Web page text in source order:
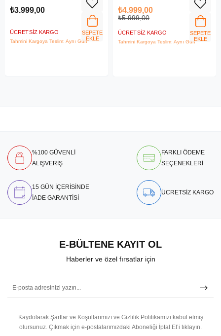
₺3.999,00
ÜCRETSIZ KARGO
Tahmini Kargoya Teslim: Aynı Gün
SEPETE
EKLE
₺4.999,00
₺5.999,00
ÜCRETSIZ KARGO
Tahmini Kargoya Teslim: Aynı Gün
SEPETE
EKLE
%100 GÜVENLİ
ALIŞVERİŞ
FARKLI ÖDEME
SEÇENEKLERİ
15 GÜN İÇERİSİNDE
İADE GARANTİSİ
ÜCRETSİZ KARGO
E-BÜLTENE KAYIT OL
Haberler ve özel fırsatlar için
Kaydolarak Şartlar ve Koşullarımızı ve Gizlilik Politikamızı kabul etmiş
olursunuz. Çıkmak için e-postalarımızdaki Aboneliği İptal Et’i tıklayın.